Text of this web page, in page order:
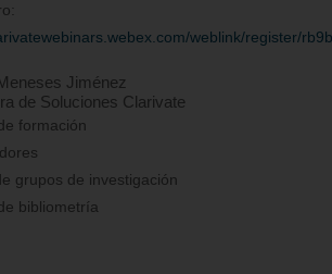
weblink/register/
Jiménez
de Soluciones Clarivate
formación
grupos de investigación
bibliometría